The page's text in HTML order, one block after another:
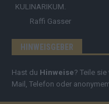
KULINARIKUM.
Raffi Gasser
HINWEISGEBER
Hast du Hinweise? Teile
Mail, Telefon oder